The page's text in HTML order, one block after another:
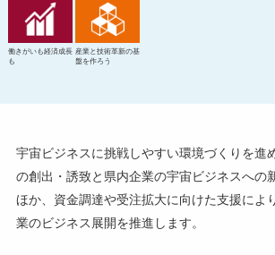
働きがいも経済成長
も
産業と技術革新の基
盤を作ろう
宇宙ビジネスに挑戦しやすい環境づくりを進
の創出・誘致と県内企業の宇宙ビジネスへの
ほか、資金調達や受注拡大に向けた支援によ
業のビジネス展開を推進します。